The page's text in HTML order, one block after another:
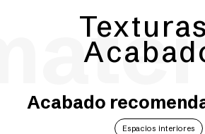
Acabado
Espacios interiores